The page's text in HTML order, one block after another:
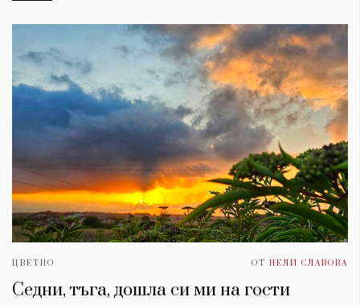
ЦВЕТНО ОТ НЕЛИ СЛАВОВА
Седни, тъга, дошла си ми на гости